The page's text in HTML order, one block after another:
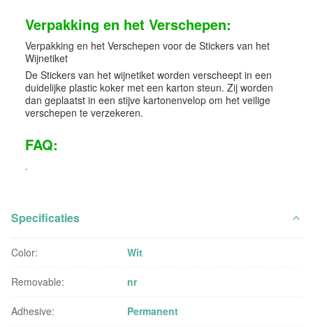
Verpakking en het Verschepen:
Verpakking en het Verschepen voor de Stickers van het
Wijnetiket
De Stickers van het wijnetiket worden verscheept in een
duidelijke plastic koker met een karton steun. Zij worden
dan geplaatst in een stijve kartonenvelop om het veilige
verschepen te verzekeren.
FAQ:
.
Specificaties
Color: Wit
Removable: nr
Adhesive: Permanent